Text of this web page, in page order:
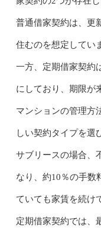
普通借家契約は、更
住むのを想定してい
一方、定期借家契約
にしており、期限が
マンションの管理方
しい契約タイプを選
サブリースの場合、
なり、約10％の手数
ていても家賃を続け
定期借家契約では、